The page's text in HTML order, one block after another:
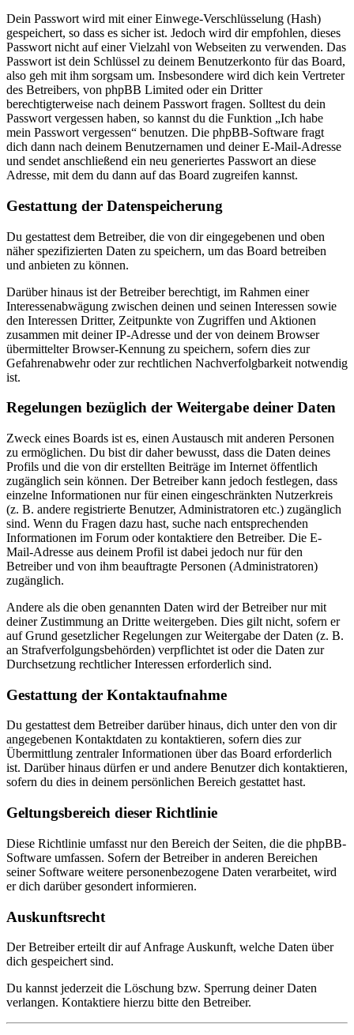
Dein Passwort wird mit einer Einwege-Verschlüsselung (Hash)
gespeichert, so dass es sicher ist. Jedoch wird dir empfohlen, dieses
Passwort nicht auf einer Vielzahl von Webseiten zu verwenden. Das
Passwort ist dein Schlüssel zu deinem Benutzerkonto für das Board,
also geh mit ihm sorgsam um. Insbesondere wird dich kein Vertreter
des Betreibers, von phpBB Limited oder ein Dritter
berechtigterweise nach deinem Passwort fragen. Solltest du dein
Passwort vergessen haben, so kannst du die Funktion „Ich habe
mein Passwort vergessen“ benutzen. Die phpBB-Software fragt
dich dann nach deinem Benutzernamen und deiner E-Mail-Adresse
und sendet anschließend ein neu generiertes Passwort an diese
Adresse, mit dem du dann auf das Board zugreifen kannst.
Gestattung der Datenspeicherung
Du gestattest dem Betreiber, die von dir eingegebenen und oben
näher spezifizierten Daten zu speichern, um das Board betreiben
und anbieten zu können.
Darüber hinaus ist der Betreiber berechtigt, im Rahmen einer
Interessenabwägung zwischen deinen und seinen Interessen sowie
den Interessen Dritter, Zeitpunkte von Zugriffen und Aktionen
zusammen mit deiner IP-Adresse und der von deinem Browser
übermittelter Browser-Kennung zu speichern, sofern dies zur
Gefahrenabwehr oder zur rechtlichen Nachverfolgbarkeit notwendig
ist.
Regelungen bezüglich der Weitergabe deiner Daten
Zweck eines Boards ist es, einen Austausch mit anderen Personen
zu ermöglichen. Du bist dir daher bewusst, dass die Daten deines
Profils und die von dir erstellten Beiträge im Internet öffentlich
zugänglich sein können. Der Betreiber kann jedoch festlegen, dass
einzelne Informationen nur für einen eingeschränkten Nutzerkreis
(z. B. andere registrierte Benutzer, Administratoren etc.) zugänglich
sind. Wenn du Fragen dazu hast, suche nach entsprechenden
Informationen im Forum oder kontaktiere den Betreiber. Die E-
Mail-Adresse aus deinem Profil ist dabei jedoch nur für den
Betreiber und von ihm beauftragte Personen (Administratoren)
zugänglich.
Andere als die oben genannten Daten wird der Betreiber nur mit
deiner Zustimmung an Dritte weitergeben. Dies gilt nicht, sofern er
auf Grund gesetzlicher Regelungen zur Weitergabe der Daten (z. B.
an Strafverfolgungsbehörden) verpflichtet ist oder die Daten zur
Durchsetzung rechtlicher Interessen erforderlich sind.
Gestattung der Kontaktaufnahme
Du gestattest dem Betreiber darüber hinaus, dich unter den von dir
angegebenen Kontaktdaten zu kontaktieren, sofern dies zur
Übermittlung zentraler Informationen über das Board erforderlich
ist. Darüber hinaus dürfen er und andere Benutzer dich kontaktieren,
sofern du dies in deinem persönlichen Bereich gestattet hast.
Geltungsbereich dieser Richtlinie
Diese Richtlinie umfasst nur den Bereich der Seiten, die die phpBB-
Software umfassen. Sofern der Betreiber in anderen Bereichen
seiner Software weitere personenbezogene Daten verarbeitet, wird
er dich darüber gesondert informieren.
Auskunftsrecht
Der Betreiber erteilt dir auf Anfrage Auskunft, welche Daten über
dich gespeichert sind.
Du kannst jederzeit die Löschung bzw. Sperrung deiner Daten
verlangen. Kontaktiere hierzu bitte den Betreiber.